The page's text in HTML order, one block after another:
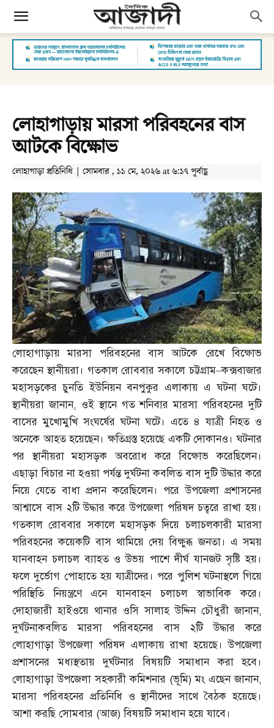
লোহাগাড়ায় মারসা পরিবহনের বাস
আটকে বিক্ষোভ
লোহাগাড়া প্রতিনিধি | সোমবার , ১১ মে, ২০২৬ at ৬:১৭ পূর্বাহ্ণ
লোহাগাড়ায় মারসা পরিবহনের বাস আটকে রেখে বিক্ষোভ
করেছেন স্থানীয়রা। গতকাল রোববার সকালে চট্টগ্রাম–কক্সবাজার
মহাসড়কের চুনতি ইউনিয়ন বনপুকুর এলাকায় এ ঘটনা ঘটে।
স্থানীয়রা জানান, ওই স্থানে গত শনিবার মারসা পরিবহনের দুটি
বাসের মুখোমুখি সংঘর্ষের ঘটনা ঘটে। এতে ৪ যাত্রী নিহত ও
অনেকে আহত হয়েছেন। ক্ষতিগ্রস্ত হয়েছে একটি দোকানও। ঘটনার
পর স্থানীয়রা মহাসড়ক অবরোধ করে বিক্ষোভ করেছিলেন।
এছাড়া বিচার না হওয়া পর্যন্ত দুর্ঘটনা কবলিত বাস দুটি উদ্ধার করে
নিয়ে যেতে বাধা প্রদান করেছিলেন। পরে উপজেলা প্রশাসনের
আশ্বাসে বাস ২টি উদ্ধার করে উপজেলা পরিষদ চত্বরে রাখা হয়।
গতকাল রোববার সকালে মহাসড়ক দিয়ে চলাচলকারী মারসা
পরিবহনের কয়েকটি বাস থামিয়ে দেয় বিক্ষুব্ধ জনতা। এ সময়
যানবাহন চলাচল ব্যাহত ও উভয় পাশে দীর্ঘ যানজট সৃষ্টি হয়।
ফলে দুর্ভোগ পোহাতে হয় যাত্রীদের। পরে পুলিশ ঘটনাস্থলে গিয়ে
পরিস্থিতি নিয়ন্ত্রণে এনে যানবাহন চলাচল স্বাভাবিক করে।
দোহাজারী হাইওয়ে থানার ওসি সালাহ উদ্দিন চৌধুরী জানান,
দুর্ঘটনাকবলিত মারসা পরিবহনের বাস ২টি উদ্ধার করে
লোহাগাড়া উপজেলা পরিষদ এলাকায় রাখা হয়েছে। উপজেলা
প্রশাসনের মধ্যস্থতায় দুর্ঘটনার বিষয়টি সমাধান করা হবে।
লোহাগাড়া উপজেলা সহকারী কমিশনার (ভূমি)মং এছেন জানান,
মারসা পরিবহনের প্রতিনিধি ও স্থানীদের সাথে বৈঠক হয়েছে।
আশা করছি সোমবার (আজ)বিষয়টি সমাধান হয়ে যাবে।